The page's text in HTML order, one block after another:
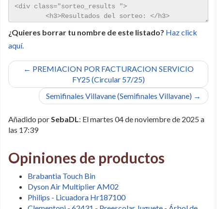
¿Quieres borrar tu nombre de este listado? Haz click
aquí.
← PREMIACION POR FACTURACION SERVICIO
FY25 (Circular 57/25)
Semifinales Villavane (Semifinales Villavane) →
Añadido porSebaDL: El martes 04 de noviembre de 2025 a
las 17:39
Opiniones de productos
Brabantia Touch Bin
Dyson Air Multiplier AM02
Philips - Licuadora Hr187100